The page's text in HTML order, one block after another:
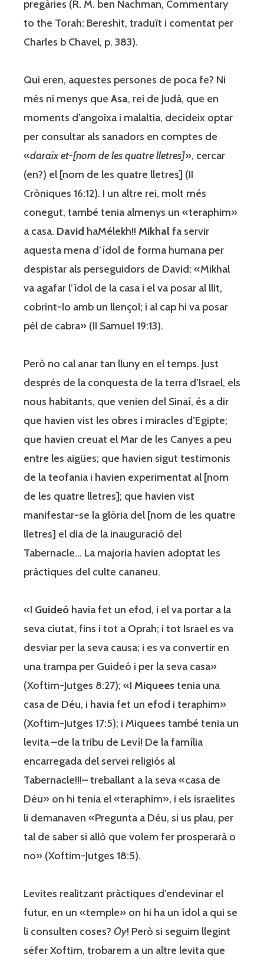
pregàries (R. M. ben Nachman, Commentary
to the Torah: Bereshit, traduït i comentat per
Charles b Chavel, p. 383).
Qui eren, aquestes persones de poca fe? Ni
més ni menys que Asa, rei de Judà, que en
moments d’angoixa i malaltia, decideix optar
per consultar als sanadors en comptes de
«daraix et-[nom de les quatre lletres]», cercar
(en?) el [nom de les quatre lletres] (II
Cròniques 16:12). I un altre rei, molt més
conegut, també tenia almenys un «teraphim»
a casa. David haMélekh!! Mikhalfa servir
aquesta mena d’ídol de forma humana per
despistar als perseguidors de David: «Mikhal
va agafar l’ídol de la casa i el va posar al llit,
cobrint-lo amb un llençol; i al cap hi va posar
pèl de cabra» (II Samuel 19:13).
Però no cal anar tan lluny en el temps. Just
després de la conquesta de la terra d’Israel, els
nous habitants, que venien del Sinaí, és a dir
que havien vist les obres i miracles d’Egipte;
que havien creuat el Mar de les Canyes a peu
entre les aigües; que havien sigut testimonis
de la teofania i havien experimentat al [nom
de les quatre lletres]; que havien vist
manifestar-se la glòria del [nom de les quatre
lletres] el dia de la inauguració del
Tabernacle… La majoria havien adoptat les
pràctiques del culte cananeu.
«I Guideó havia fet un efod, i el va portar a la
seva ciutat, fins i tot a Oprah; i tot Israel es va
desviar per la seva causa; i es va convertir en
una trampa per Guideó i per la seva casa»
(Xoftim-Jutges 8:27); «I Miqueestenia una
casa de Déu, i havia fet un efod i teraphim»
(Xoftim-Jutges 17:5); i Miquees també tenia un
levita –de la tribu de Leví! De la família
encarregada del servei religiós al
Tabernacle!!!– treballant a la seva «casa de
Déu» on hi tenia el «teraphim», i els israelites
li demanaven «Pregunta a Déu, si us plau, per
tal de saber si allò que volem fer prosperarà o
no» (Xoftim-Jutges 18:5).
Levites realitzant pràctiques d’endevinar el
futur, en un «temple» on hi ha un ídol a qui se
li consulten coses? Oy! Però si seguim llegint
séfer Xoftim, trobarem a un altre levita que